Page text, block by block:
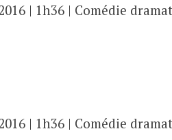
| 1h36 | Comédie
| 1h36 | Comédie